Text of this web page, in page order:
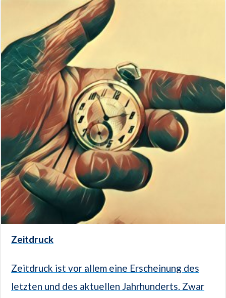
Zeitdruck
Zeitdruck ist vor allem eine Erscheinung des
letzten und des aktuellen Jahrhunderts. Zwar